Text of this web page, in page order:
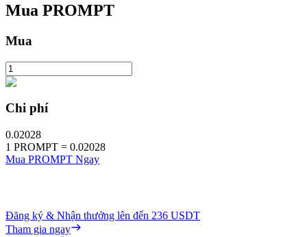
Mua PROMPT
Mua
Chi phí
0.02028
1 PROMPT = 0.02028
Mua PROMPT Ngay
Đăng ký & Nhận thưởng lên đến 236 USDT
Tham gia ngay